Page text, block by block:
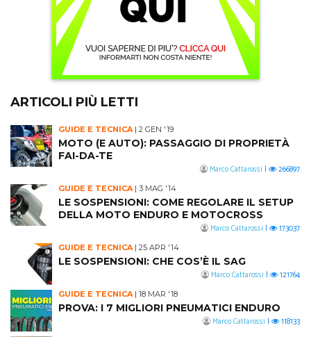
ARTICOLI PIÙ LETTI
GUIDE E TECNICA| 2 GEN '19
MOTO (E AUTO): PASSAGGIO DI PROPRIETÀ
FAI-DA-TE
Marco Cattarossi | 266897
GUIDE E TECNICA| 3 MAG '14
LE SOSPENSIONI: COME REGOLARE IL SETUP
DELLA MOTO ENDURO E MOTOCROSS
Marco Cattarossi | 173037
GUIDE E TECNICA| 25 APR '14
LE SOSPENSIONI: CHE COS’È IL SAG
Marco Cattarossi | 121764
GUIDE E TECNICA| 18 MAR '18
PROVA: I 7 MIGLIORI PNEUMATICI ENDURO
Marco Cattarossi | 118133